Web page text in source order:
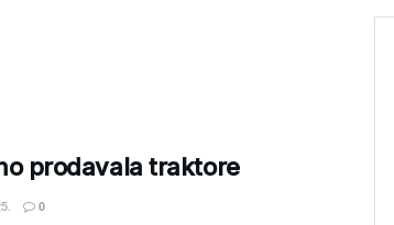
prodavala traktore
0